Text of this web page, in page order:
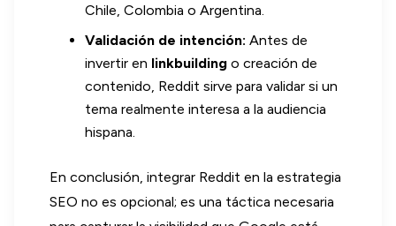
Chile, Colombia o Argentina.
Validación de intención: Antes de
invertir en linkbuilding o creación de
contenido, Reddit sirve para validar si un
tema realmente interesa a la audiencia
hispana.
En conclusión, integrar Reddit en la estrategia
SEO no es opcional; es una táctica necesaria